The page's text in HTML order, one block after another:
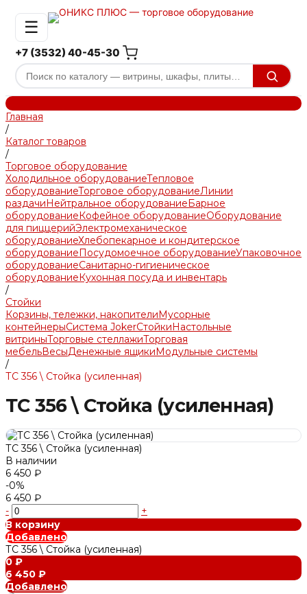
☰
+7 (3532) 40-45-30
Главная
/
Каталог товаров
/
Торговое оборудование
Холодильное оборудованиеТепловое
оборудованиеТорговое оборудованиеЛинии
раздачиНейтральное оборудованиеБарное
оборудованиеКофейное оборудованиеОборудование
для пиццерийЭлектромеханическое
оборудованиеХлебопекарное и кондитерское
оборудованиеПосудомоечное оборудованиеУпаковочное
оборудованиеСанитарно-гигиеническое
оборудованиеКухонная посуда и инвентарь
/
Стойки
Корзины, тележки, накопителиМусорные
контейнерыСистема JokerСтойкиНастольные
витриныТорговые стеллажиТорговая
мебельВесыДенежные ящикиМодульные системы
/
ТС 356 \ Стойка (усиленная)
ТС 356 \ Стойка (усиленная)
ТС 356 \ Стойка (усиленная)
В наличии
6 450 ₽
-0%
6 450 ₽
-
+
В корзину
Добавлено
ТС 356 \ Стойка (усиленная)
0 ₽
6 450 ₽
Добавлено